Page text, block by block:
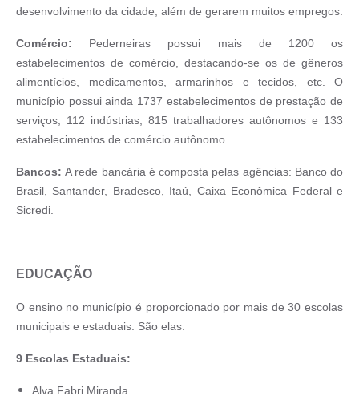
desenvolvimento da cidade, além de gerarem muitos empregos.
Comércio: Pederneiras possui mais de 1200 os
estabelecimentos de comércio, destacando-se os de gêneros
alimentícios, medicamentos, armarinhos e tecidos, etc. O
município possui ainda 1737 estabelecimentos de prestação de
serviços, 112 indústrias, 815 trabalhadores autônomos e 133
estabelecimentos de comércio autônomo.
Bancos:A rede bancária é composta pelas agências: Banco do
Brasil, Santander, Bradesco, Itaú, Caixa Econômica Federal e
Sicredi.
EDUCAÇÃO
O ensino no município é proporcionado por mais de 30 escolas
municipais e estaduais. São elas:
9 Escolas Estaduais:
Alva Fabri Miranda